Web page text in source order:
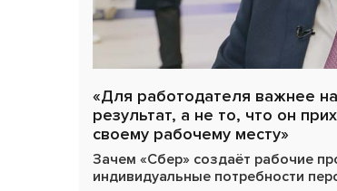
«Для работодателя важнее
результат, а не то, что он
своему рабочему месту»
Зачем «Сбер» создаёт рабочие
индивидуальные потребности